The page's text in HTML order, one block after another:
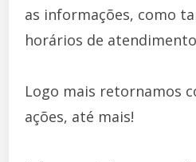
as informações, como
horários de
Logo mais retornamos
ações, até mais!